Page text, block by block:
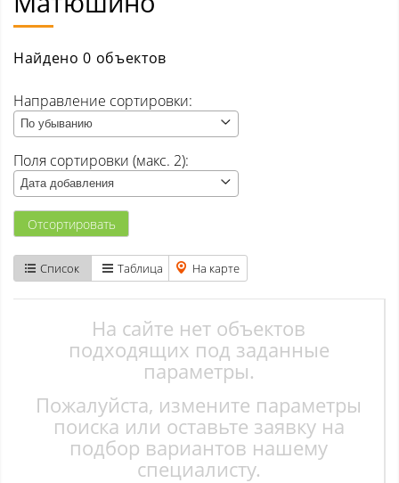
Комнаты/секции
Апанас
Атаманово
Безруково
Вишенка тер. СНТ
Высокий
Гурьевск
Найдено 0 объектов
Направление сортировки:
По убыванию
Поля сортировки (макс. 2):
Дата добавления
Отсортировать
Список Таблица На карте
На сайте нет объектов
подходящих под заданные
параметры.
Пожалуйста, измените параметры
поиска или оставьте заявку на
подбор вариантов нашему
специалисту.